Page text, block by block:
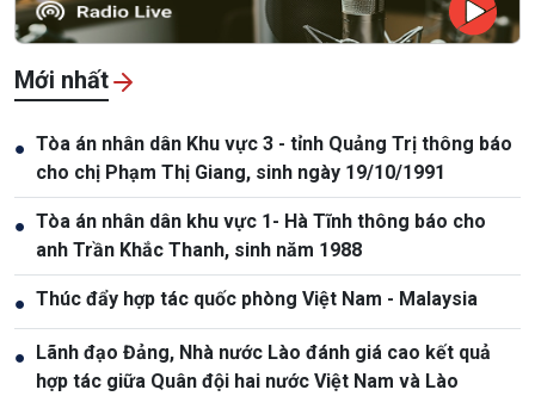
Mới nhất
● Tòa án nhân dân Khu vực 3 - tỉnh Quảng Trị thông báo
cho chị Phạm Thị Giang, sinh ngày 19/10/1991
● Tòa án nhân dân khu vực 1- Hà Tĩnh thông báo cho
anh Trần Khắc Thanh, sinh năm 1988
● Thúc đẩy hợp tác quốc phòng Việt Nam - Malaysia
● Lãnh đạo Đảng, Nhà nước Lào đánh giá cao kết quả
hợp tác giữa Quân đội hai nước Việt Nam và Lào